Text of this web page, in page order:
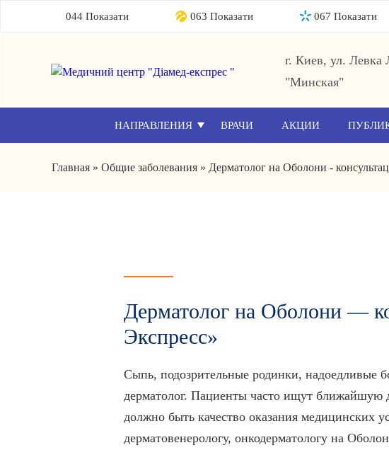
044 Показати 063 Показати 067 Показати
г. Киев, ул. Левка
"Минская"
НАПРАВЛЕНИЯ ВРАЧИ АКЦИИ
Главная » Общие заболевания » Дерматолог на Оболони -
Дерматолог на Оболони —
Экспресс»
Сыпь, подозрительные родинки,
дерматолог. Пациенты часто ищут ближайшую
должно быть качество оказания медицинских
дерматовенерологу, онкодерматологу на